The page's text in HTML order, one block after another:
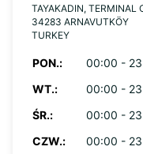
TAYAKADIN, TERMINAL
34283 ARNAVUTKÖY
TURKEY
PON.:
00:00 -
WT.:
00:00 -
ŚR.:
00:00 -
CZW.:
00:00 -